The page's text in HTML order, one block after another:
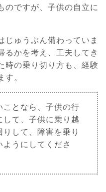
のですが、子供の自立に
じゅうぶん備わっていま
るかを考え、工夫してき
時の乗り切り方も、経験
す。
ことなら、子供の行
して、子供に乗り越
して、障害を乗り
うにしてくださ